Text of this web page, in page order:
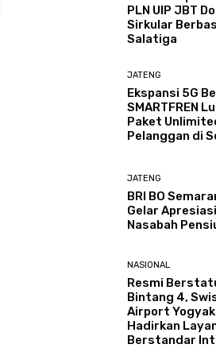
PLN UIP JBT
Sirkular
Salatiga
JATENG
Ekspansi 5G
SMARTFREN
Paket
Pelanggan di
JATENG
BRI BO
Gelar
Nasabah
NASIONAL
Resmi
Bintang 4,
Airport
Hadirkan
Berstandar